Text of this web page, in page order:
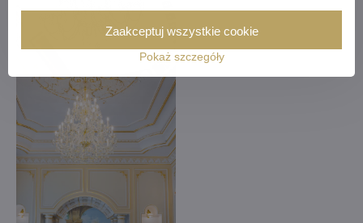
Pokaż szczegóły
Zaakceptuj wszystkie cookie